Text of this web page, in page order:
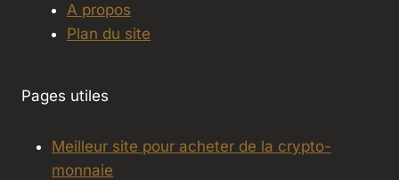
A propos
Plan du site
Pages utiles
Meilleur site pour acheter de la crypto-
monnaie